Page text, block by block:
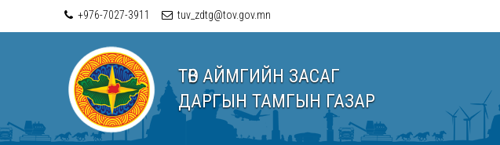
+976-7027-3911 tuv_zdtg@tov.gov.mn
ТӨВ АЙМГИЙН ЗАСАГ
ДАРГЫН ТАМГЫН ГАЗАР